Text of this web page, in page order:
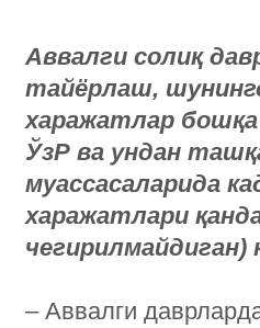
Аввалги солиқ
тайёрлаш,
харажатлар
ЎзР ва ундан
муассасаларида
харажатлари
чегирилмайдиган)
– Аввалги